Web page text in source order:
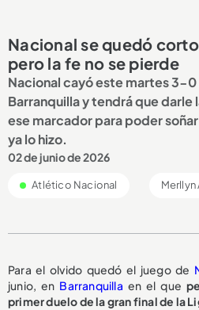
Nacional se quedó
pero la fe no se pierde
Nacional cayó este martes 3-0
Barranquilla y tendrá que darle
ese marcador para poder
ya lo hizo.
02 de junio de 2026
Atlético Nacional Merllyn
Para el olvido quedó el juego de
junio, en Barranquilla en el que
primer duelo de la gran final de la